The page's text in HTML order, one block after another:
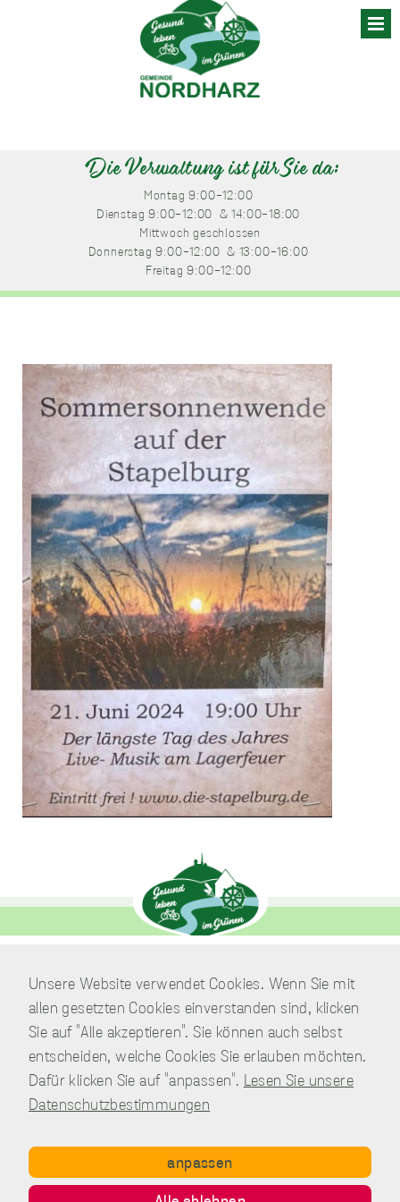
Die Verwaltung ist für Sie da:
Montag 9:00-12:00
Dienstag 9:00-12:00 & 14:00-18:00
Mittwoch geschlossen
Donnerstag 9:00-12:00 & 13:00-16:00
Freitag 9:00-12:00
Verwaltung
Am Park 7
38871 Nordharz / OT Wasserleben
Telefon:039451.600 0
E-Mail:Schreiben Sie uns!
Copyright © Gemeinde Nordharz - 01|2021 - All rights reserved.
Unsere Website verwendet Cookies. Wenn Sie mit
allen gesetzten Cookies einverstanden sind, klicken
Sie auf "Alle akzeptieren". Sie können auch selbst
entscheiden, welche Cookies Sie erlauben möchten.
Dafür klicken Sie auf "anpassen". Lesen Sie unsere
Datenschutzbestimmungen
anpassen
unverzichtbare
Cookies
Diese Cookies
sind
unverzichtbar,
damit wir Ihnen
grundlegende
und sichere
Funktionen
unserer Website
zur Verfügung
stellen können.
Sie werden nicht
eingesetzt, um
Informationen
über Sie für
andere Zwecke
wie Marketing
sammeln.
Cookies
Diese Cookies werden
verwendet, um
Informationen über
sowie Ihre Nutzung
unserer Website zu
sammeln, z.B. die
Anzahl der Besucher,
die unsere Website
Seiten, die bei unseren
einen Besucher direkt
identifizieren, obwohl